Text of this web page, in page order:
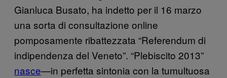
Gianluca Busato, ha indetto per il 16 marzo
una sorta di consultazione online
pomposamente ribattezzata “Referendum di
indipendenza del Veneto”. “Plebiscito 2013”
nasce—in perfetta sintonia con la tumultuosa